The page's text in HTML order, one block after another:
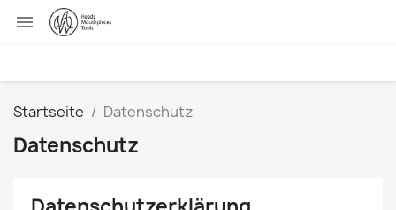

Startseite Datenschutz
Datenschutz